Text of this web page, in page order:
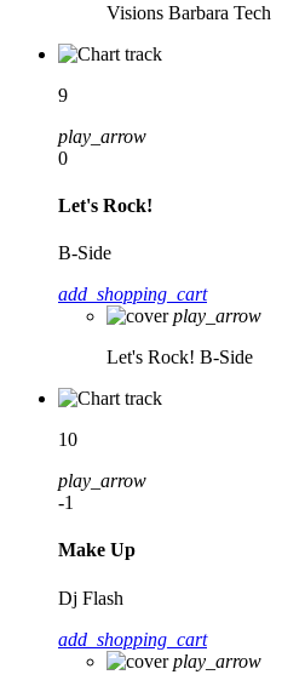
Visions Barbara Tech
9
play_arrow
0
Let's Rock!
B-Side
add_shopping_cart
play_arrow
Let's Rock! B-Side
10
play_arrow
-1
Make Up
Dj Flash
add_shopping_cart
play_arrow